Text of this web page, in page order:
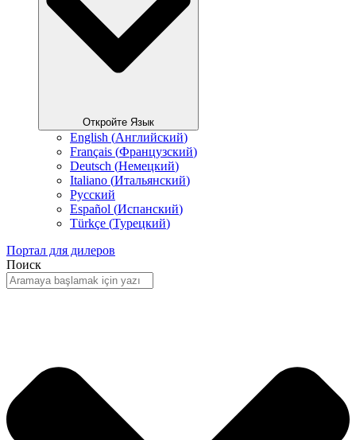
Откройте Язык
English (Английский)
Français (Французский)
Deutsch (Немецкий)
Italiano (Итальянский)
Русский
Español (Испанский)
Türkçe (Турецкий)
Портал для дилеров
Поиск